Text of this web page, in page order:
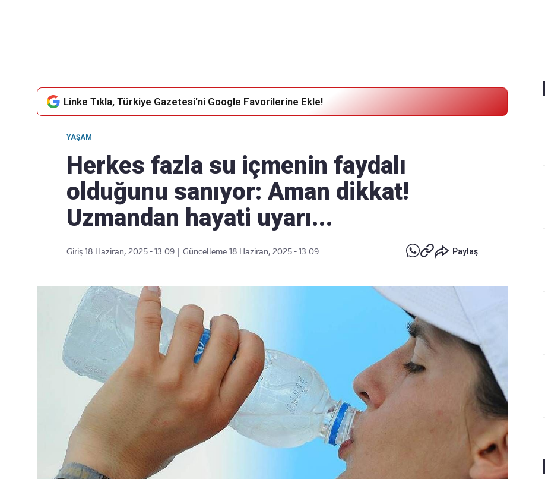
Linke Tıkla, Türkiye Gazetesi'ni Google Favorilerine Ekle!
YAŞAM
Herkes fazla su içmenin faydalı
olduğunu sanıyor: Aman dikkat!
Uzmandan hayati uyarı...
Giriş:18 Haziran, 2025 - 13:09 Güncelleme:18 Haziran, 2025 - 13:09 Paylaş